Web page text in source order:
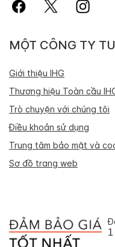
MỘT CÔNG TY
Giới thiệu IHG
Thương hiệu Toàn cầu
Trò chuyện với chúng tôi
Điều khoản sử dụng
Trung tâm bảo mật và
Sơ đồ trang web